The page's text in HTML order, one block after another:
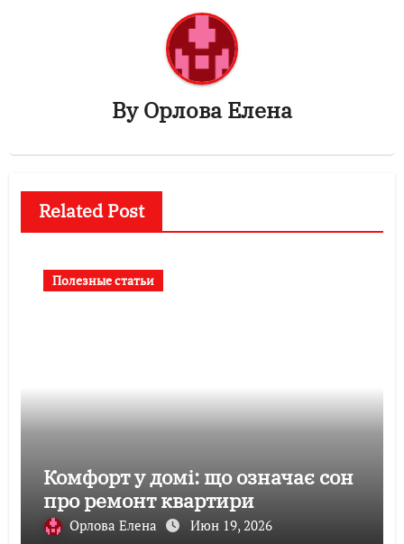
ByОрлова Елена
Related Post
Полезные статьи
Комфорт у домі: що означає сон
про ремонт квартири
Орлова Елена Июн 19, 2026